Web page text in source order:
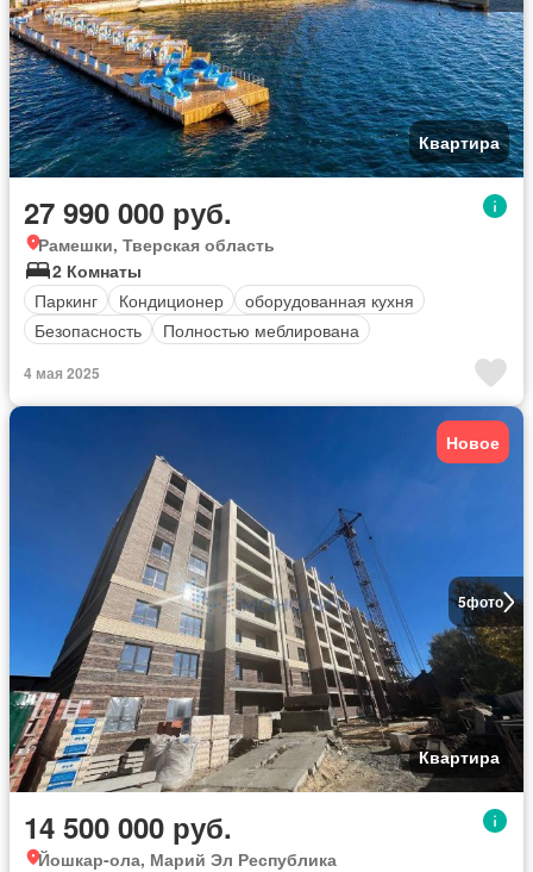
Квартира
27 990 000 руб.
Рамешки, Тверская область
2 Комнаты
Паркинг
Кондиционер
оборудованная кухня
Безопасность
Полностью меблирована
4 мая 2025
5фото
Новое
Квартира
14 500 000 руб.
Йошкар-ола, Марий Эл Республика